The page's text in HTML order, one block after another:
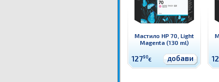
Мастило HP 70, Light
Magenta (130 ml)
12790€ добави